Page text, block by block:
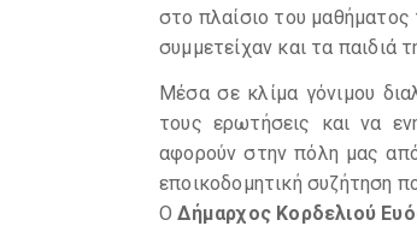
στο πλαίσιο του
συμμετείχαν και τα παιδιά
Μέσα σε κλίμα γόνιμου
τους ερωτήσεις και να
αφορούν στην πόλη μας
εποικοδομητική συζήτηση
ΟΔήμαρχος Κορδελιού